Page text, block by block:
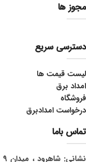
مجوز ها
دسترسی سریع
لیست قیمت ها
امداد برق
فروشگاه
درخواست امدادبرق
تماس باما